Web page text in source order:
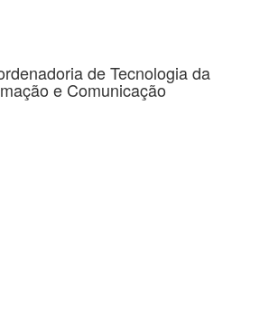
de Tecnologia da
e Comunicação